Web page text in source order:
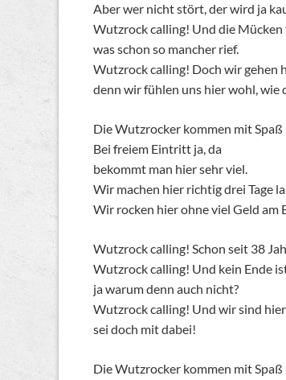
Aber wer nicht stört, der wird ja
Wutzrock calling! Und die Mücken
was schon so mancher rief.
Wutzrock calling! Doch wir gehen
denn wir fühlen uns hier wohl, wie
Die Wutzrocker kommen mit
Bei freiem Eintritt ja, da
bekommt man hier sehr viel.
Wir machen hier richtig drei Tage
Wir rocken hier ohne viel Geld am
Wutzrock calling! Schon seit 38
Wutzrock calling! Und kein Ende
ja warum denn auch nicht?
Wutzrock calling! Und wir sind
sei doch mit dabei!
Die Wutzrocker kommen mit Spaß